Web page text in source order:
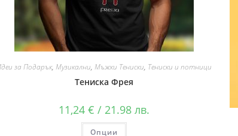
за Подарък, Музикални, Мъжки Тениски, Тениски и потници
Тениска Фрея
11,24 € / 21.98 лв.
Опции